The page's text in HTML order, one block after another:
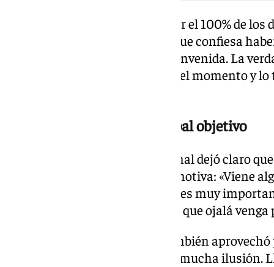
El Real Betis consigue así poseer el 100% de
se interesó el verano pasado y que confiesa
esto. «Muchas gracias por la bienvenida. La
Esperé mucho para esto. Se dio el momento y
La Champions como principal objetivo
En los micrófonos del club, Bernal dejó claro
uno de los factores que más le motiva: «Viene
algo histórico, que para el Betis es muy
bueno, estamos esperando esto que ojalá
El exjugador de Fluminense también
equipo importante. «Vengo con mucha ilusión.